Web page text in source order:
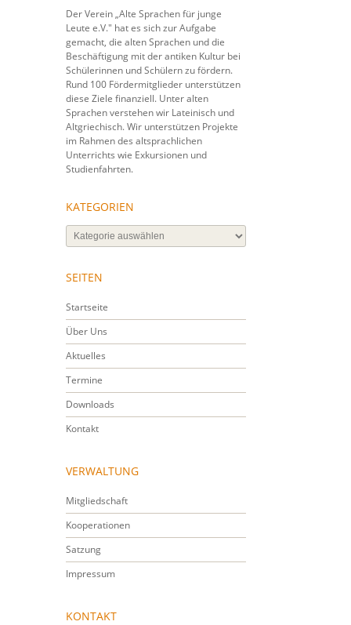
Der Verein „Alte Sprachen für junge
Leute e.V." hat es sich zur Aufgabe
gemacht, die alten Sprachen und die
Beschäftigung mit der antiken Kultur bei
Schülerinnen und Schülern zu fördern.
Rund 100 Fördermitglieder unterstützen
diese Ziele finanziell. Unter alten
Sprachen verstehen wir Lateinisch und
Altgriechisch. Wir unterstützen Projekte
im Rahmen des altsprachlichen
Unterrichts wie Exkursionen und
Studienfahrten.
KATEGORIEN
Kategorien
SEITEN
Startseite
Über Uns
Aktuelles
Termine
Downloads
Kontakt
VERWALTUNG
Mitgliedschaft
Kooperationen
Satzung
Impressum
KONTAKT